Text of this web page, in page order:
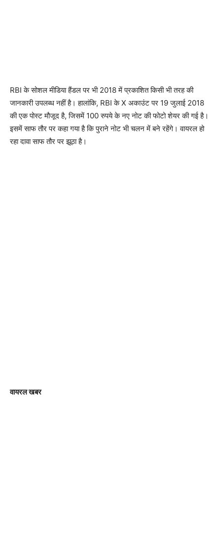
RBI के सोशल मीडिया हैंडल पर भी 2018 में प्रकाशित किसी भी तरह की
जानकारी उपलब्ध नहीं है। हालांकि, RBI के X अकाउंट पर 19 जुलाई 2018
की एक पोस्ट मौजूद है, जिसमें 100 रुपये के नए नोट की फोटो शेयर की गई है।
इसमें साफ तौर पर कहा गया है कि पुराने नोट भी चलन में बने रहेंगे। वायरल हो
रहा दावा साफ तौर पर झूठा है।
वायरल खबर